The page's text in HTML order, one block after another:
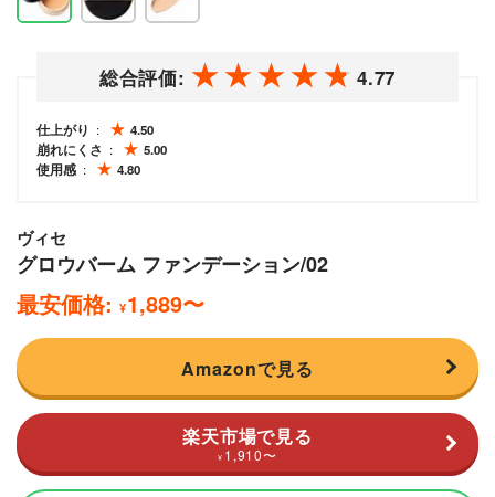
総合評価: 4.77
仕上がり
4.50
崩れにくさ
5.00
使用感
4.80
ヴィセ
グロウバーム ファンデーション/02
最安価格: ¥1,889〜
Amazonで見る
楽天市場で見る
¥ 1,910〜